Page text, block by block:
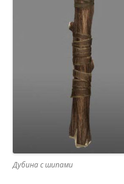
Дубина с шипами